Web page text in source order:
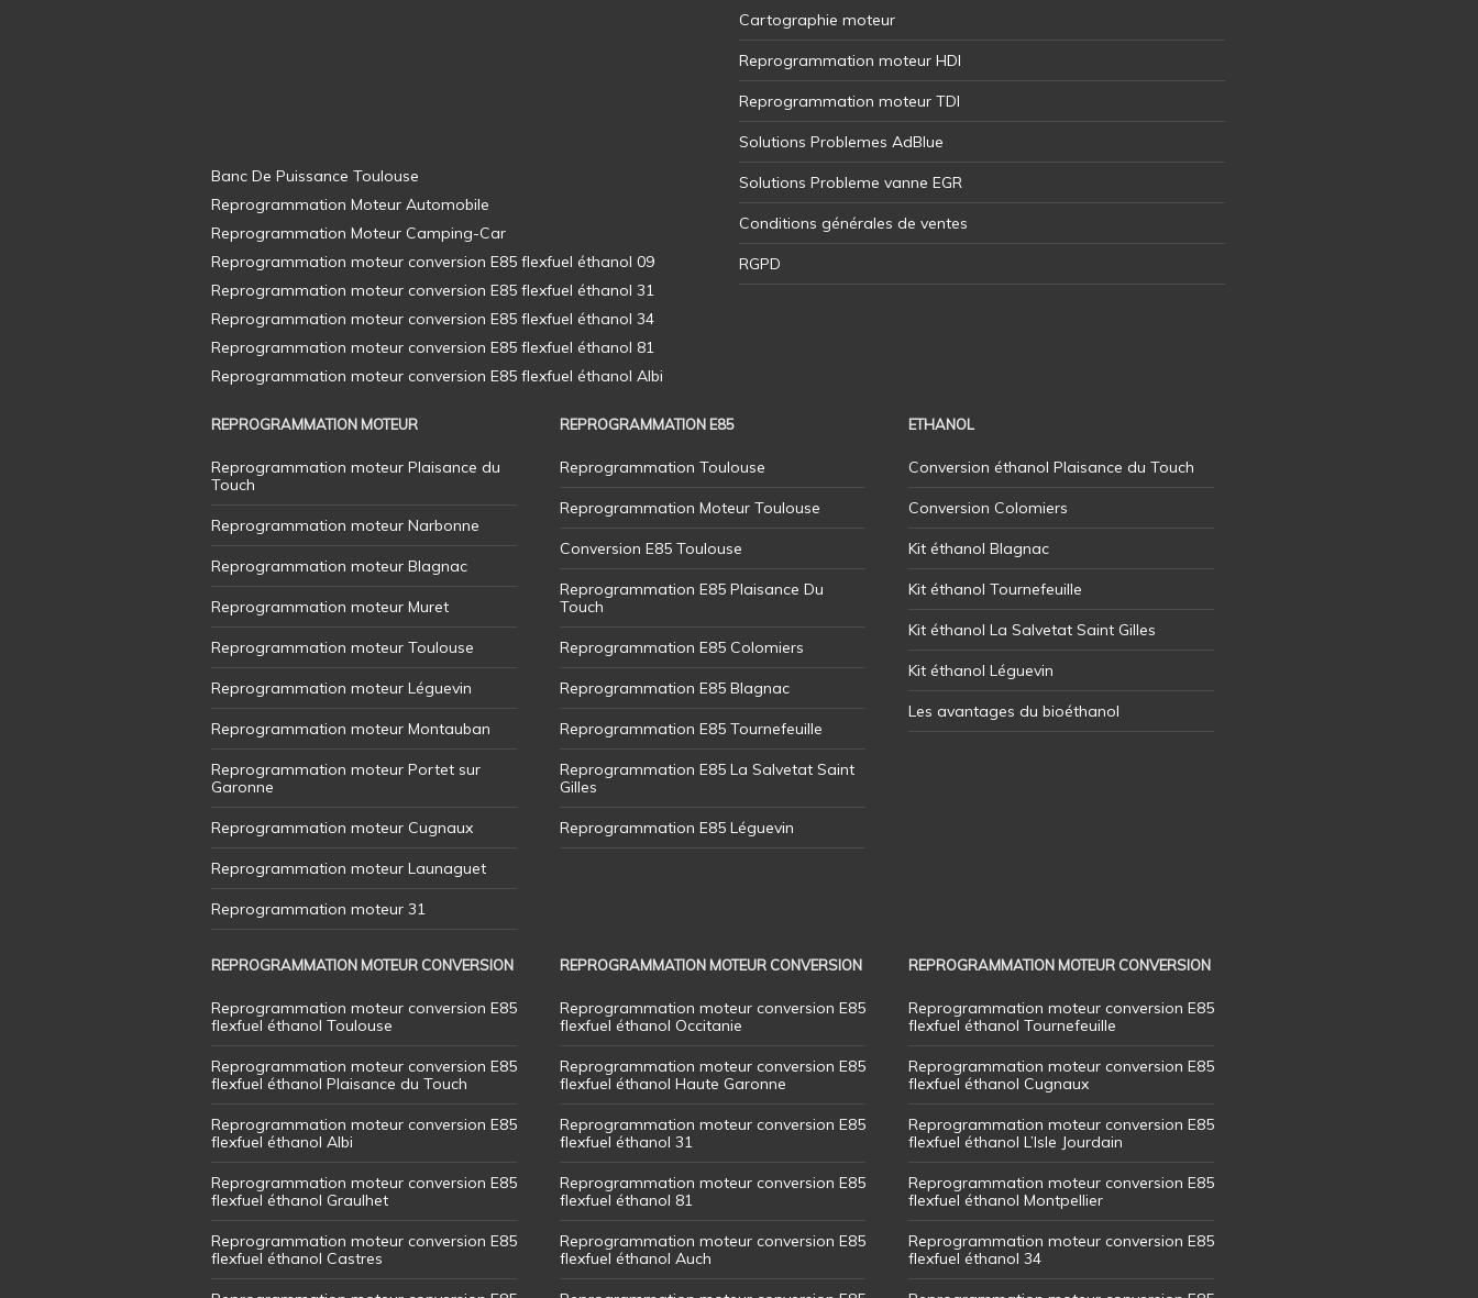
Cartographie moteur
Reprogrammation moteur HDI
Reprogrammation moteur TDI
Solutions Problemes AdBlue
Solutions Probleme vanne EGR
Conditions générales de ventes
RGPD
REPROGRAMMATION MOTEUR
Reprogrammation moteur Plaisance du
Touch
Reprogrammation moteur Narbonne
Reprogrammation moteur Blagnac
Reprogrammation moteur Muret
Reprogrammation moteur Toulouse
Reprogrammation moteur Léguevin
Reprogrammation moteur Montauban
Reprogrammation moteur Portet sur
Garonne
Reprogrammation moteur Cugnaux
Reprogrammation moteur Launaguet
Reprogrammation moteur 31
REPROGRAMMATION E85
Reprogrammation Toulouse
Reprogrammation Moteur Toulouse
Conversion E85 Toulouse
Reprogrammation E85 Plaisance Du
Touch
Reprogrammation E85 Colomiers
Reprogrammation E85 Blagnac
Reprogrammation E85 Tournefeuille
Reprogrammation E85 La Salvetat Saint
Gilles
Reprogrammation E85 Léguevin
ETHANOL
Conversion éthanol Plaisance du Touch
Conversion Colomiers
Kit éthanol Blagnac
Kit éthanol Tournefeuille
Kit éthanol La Salvetat Saint Gilles
Kit éthanol Léguevin
Les avantages du bioéthanol
REPROGRAMMATION MOTEUR CONVERSION
Reprogrammation moteur conversion E85
flexfuel éthanol Toulouse
Reprogrammation moteur conversion E85
flexfuel éthanol Plaisance du Touch
Reprogrammation moteur conversion E85
flexfuel éthanol Albi
Reprogrammation moteur conversion E85
flexfuel éthanol Graulhet
Reprogrammation moteur conversion E85
flexfuel éthanol Castres
REPROGRAMMATION MOTEUR CONVERSION
Reprogrammation moteur conversion E85
flexfuel éthanol Occitanie
Reprogrammation moteur conversion E85
flexfuel éthanol Haute Garonne
Reprogrammation moteur conversion E85
flexfuel éthanol 31
Reprogrammation moteur conversion E85
flexfuel éthanol 81
Reprogrammation moteur conversion E85
flexfuel éthanol Auch
REPROGRAMMATION MOTEUR CONVERSION
Reprogrammation moteur conversion E85
flexfuel éthanol Tournefeuille
Reprogrammation moteur conversion E85
flexfuel éthanol Cugnaux
Reprogrammation moteur conversion E85
flexfuel éthanol L’Isle Jourdain
Reprogrammation moteur conversion E85
flexfuel éthanol Montpellier
Reprogrammation moteur conversion E85
flexfuel éthanol 34
Banc De Puissance Toulouse
Reprogrammation Moteur Automobile
Reprogrammation Moteur Camping-Car
Reprogrammation moteur conversion E85 flexfuel éthanol 09
Reprogrammation moteur conversion E85 flexfuel éthanol 31
Reprogrammation moteur conversion E85 flexfuel éthanol 34
Reprogrammation moteur conversion E85 flexfuel éthanol 81
Reprogrammation moteur conversion E85 flexfuel éthanol Albi